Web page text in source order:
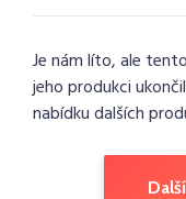
Je nám líto, ale
jeho produkci
nabídku dalších